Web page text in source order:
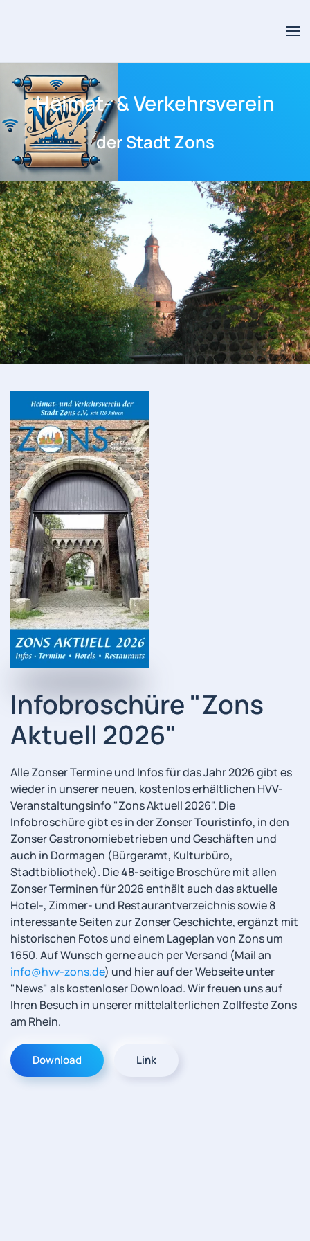
Heimat- & Verkehrsverein
der Stadt Zons
Infobroschüre "Zons
Aktuell 2026"
Alle Zonser Termine und Infos für das Jahr 2026 gibt es
wieder in unserer neuen, kostenlos erhältlichen HVV-
Veranstaltungsinfo "Zons Aktuell 2026". Die
Infobroschüre gibt es in der Zonser Touristinfo, in den
Zonser Gastronomiebetrieben und Geschäften und
auch in Dormagen (Bürgeramt, Kulturbüro,
Stadtbibliothek). Die 48-seitige Broschüre mit allen
Zonser Terminen für 2026 enthält auch das aktuelle
Hotel-, Zimmer- und Restaurantverzeichnis sowie 8
interessante Seiten zur Zonser Geschichte, ergänzt mit
historischen Fotos und einem Lageplan von Zons um
1650. Auf Wunsch gerne auch per Versand (Mail an
info@hvv-zons.de) und hier auf der Webseite unter
"News" als kostenloser Download. Wir freuen uns auf
Ihren Besuch in unserer mittelalterlichen Zollfeste Zons
am Rhein.
Download Link